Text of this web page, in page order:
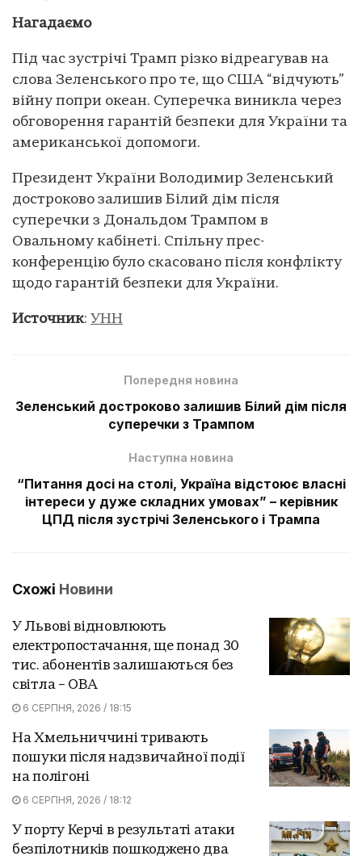
Нагадаємо
Під час зустрічі Трамп різко відреагував на
слова Зеленського про те, що США “відчують”
війну попри океан. Суперечка виникла через
обговорення гарантій безпеки для України та
американської допомоги.
Президент України Володимир Зеленський
достроково залишив Білий дім після
суперечки з Дональдом Трампом в
Овальному кабінеті. Спільну прес-
конференцію було скасовано після конфлікту
щодо гарантій безпеки для України.
Источник: УНН
Попередня новина
Зеленський достроково залишив Білий дім після
суперечки з Трампом
Наступна новина
“Питання досі на столі, Україна відстоює власні
інтереси у дуже складних умовах” – керівник
ЦПД після зустрічі Зеленського і Трампа
Схожі Новини
У Львові відновлюють
електропостачання, ще понад 30
тис. абонентів залишаються без
світла – ОВА
6 СЕРПНЯ, 2026 / 18:15
На Хмельниччині тривають
пошуки після надзвичайної події
на полігоні
6 СЕРПНЯ, 2026 / 18:12
У порту Керчі в результаті атаки
безпілотників пошкоджено два